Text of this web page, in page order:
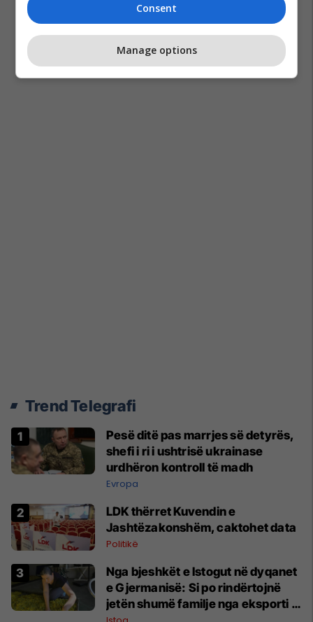
Trend Telegrafi
Pesë ditë pas marrjes së detyrës,
shefi i ri i ushtrisë ukrainase
urdhëron kontroll të madh
Evropa
LDK thërret Kuvendin e
Jashtëzakonshëm, caktohet data
Politikë
Nga bjeshkët e Istogut në dyqanet
e Gjermanisë: Si po rindërtojnë
jetën shumë familje nga eksporti i
Consent
Manage options